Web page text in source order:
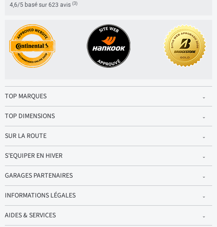
4,6/5 basé sur 623 avis (3)
TOP MARQUES
TOP DIMENSIONS
SUR LA ROUTE
S'EQUIPER EN HIVER
GARAGES PARTENAIRES
INFORMATIONS LÉGALES
AIDES & SERVICES